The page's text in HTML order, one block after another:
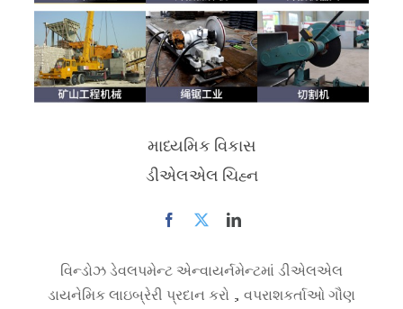
માધ્યમિક વિકાસ
ડીએલએલ ચિહ્ન
વિન્ડોઝ ડેવલપમેન્ટ એન્વાયર્નમેન્ટમાં ડીએલએલ
ડાયનેમિક લાઇબ્રેરી પ્રદાન કરો，વપરાશકર્તાઓ ગૌણ